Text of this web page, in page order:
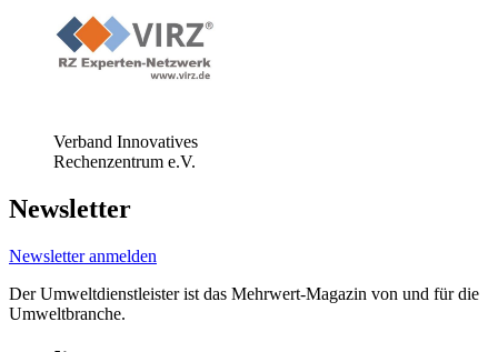
Verband Innovatives
Rechenzentrum e.V.
Newsletter
Newsletter anmelden
Der Umweltdienstleister ist das Mehrwert-Magazin von und für die
Umweltbranche.